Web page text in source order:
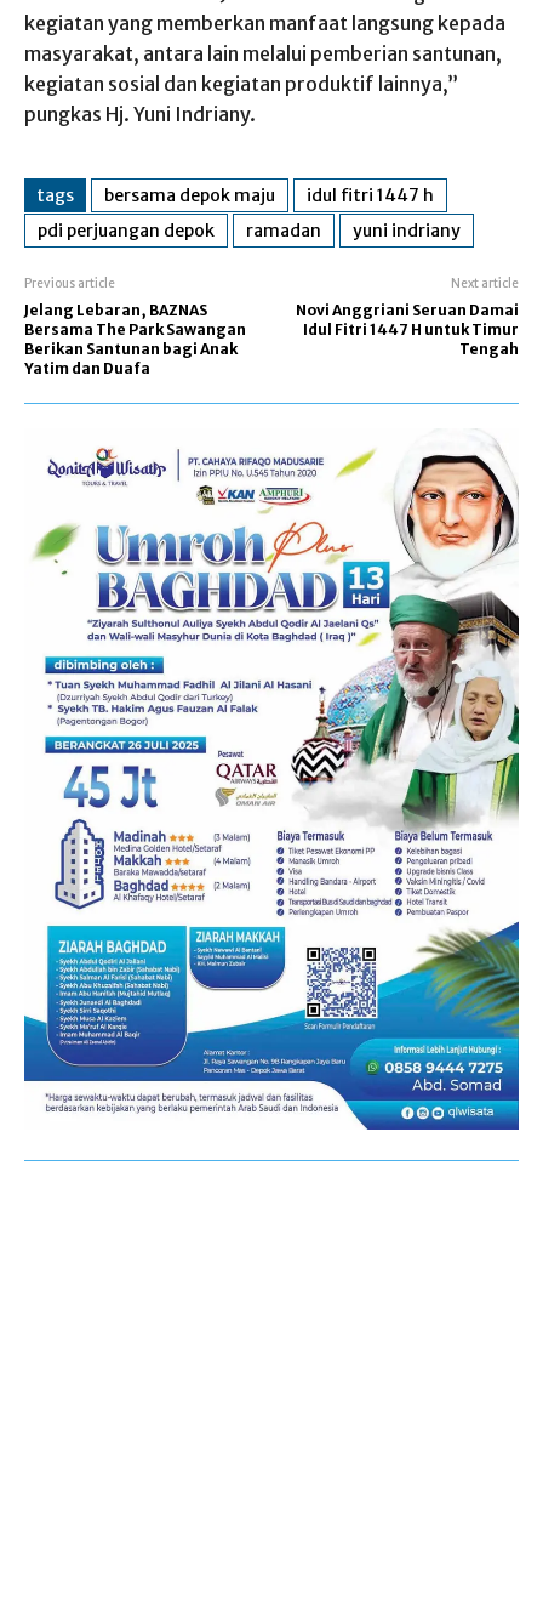
kegiatan yang memberkan manfaat langsung kepada
masyarakat, antara lain melalui pemberian santunan,
kegiatan sosial dan kegiatan produktif lainnya,”
pungkas Hj. Yuni Indriany.
tags bersama depok maju
idul fitri 1447 h
pdi perjuangan depok
ramadan yuni indriany
Previous article
Jelang Lebaran, BAZNAS
Bersama The Park Sawangan
Berikan Santunan bagi Anak
Yatim dan Duafa
Next article
Novi Anggriani Seruan Damai
Idul Fitri 1447 H untuk Timur
Tengah